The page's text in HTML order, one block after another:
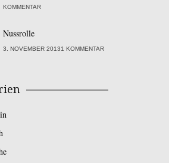
KOMMENTAR
Nussrolle
3. NOVEMBER 20131 KOMMENTAR